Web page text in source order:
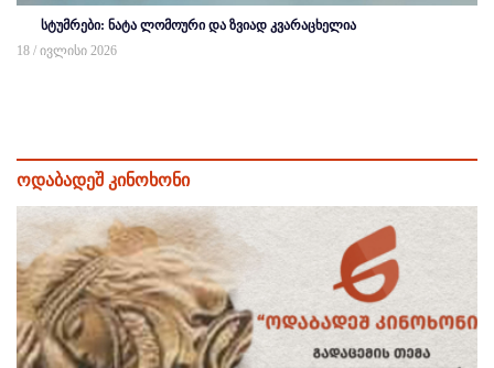
სტუმრები: ნატა ლომოური და ზვიად კვარაცხელია
18 / ივლისი 2026
ოდაბადეშ კინოხონი